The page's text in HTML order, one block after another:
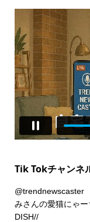
Tik Tokチャンネ
@trendnewscaster
みさんの愛猫にゃ
DISH//